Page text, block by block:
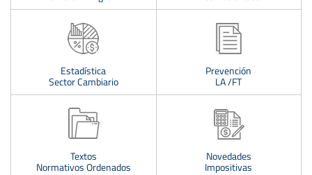
CLAVE
Estadística
Sector Cambiario
Prevención
LA /FT
Textos
Normativos Ordenados
Novedades
Impositivas